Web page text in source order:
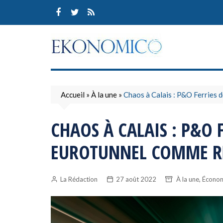
content
Accueil » À la une » Chaos à Calais : P&O Ferries
CHAOS À CALAIS : P&O
EUROTUNNEL COMME
La Rédaction 27 août 2022 À la une,